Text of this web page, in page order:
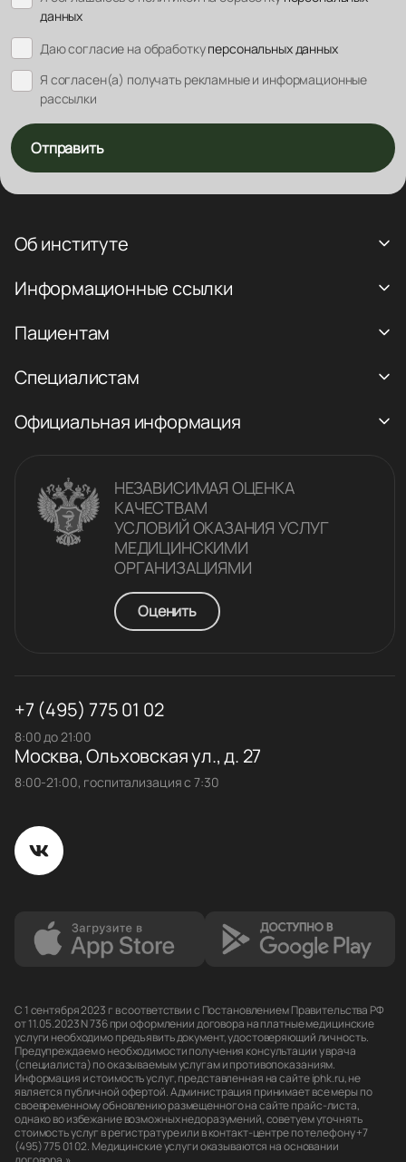
данных
Даю согласие на обработкуперсональных данных
Я согласен(а) получать рекламные и информационные
рассылки
Отправить
Об институте
Информационные ссылки
Пациентам
Специалистам
Официальная информация
НЕЗАВИСИМАЯ ОЦЕНКА
КАЧЕСТВАM
УСЛОВИЙ ОКАЗАНИЯ УСЛУГ
МЕДИЦИНСКИМИ
ОРГАНИЗАЦИЯМИ
Оценить
+7 (495) 775 01 02
8:00 до 21:00
Москва, Ольховская ул., д. 27
8:00-21:00, госпитализация с 7:30
С 1 сентября 2023 г в соответствии с Постановлением Правительства РФ
от 11.05.2023 N 736 при оформлении договора на платные медицинские
услуги необходимо предъявить документ, удостоверяющий личность.
Предупреждаем о необходимости получения консультации у врача
(специалиста) по оказываемым услугам и противопоказаниям.
Информация и стоимость услуг, представленная на сайте iphk.ru, не
является публичной офертой. Администрация принимает все меры по
своевременному обновлению размещенного на сайте прайс-листа,
однако во избежание возможных недоразумений, советуем уточнять
стоимость услуг в регистратуре или в контакт-центре по телефону +7
(495) 775 01 02. Медицинские услуги оказываются на основании